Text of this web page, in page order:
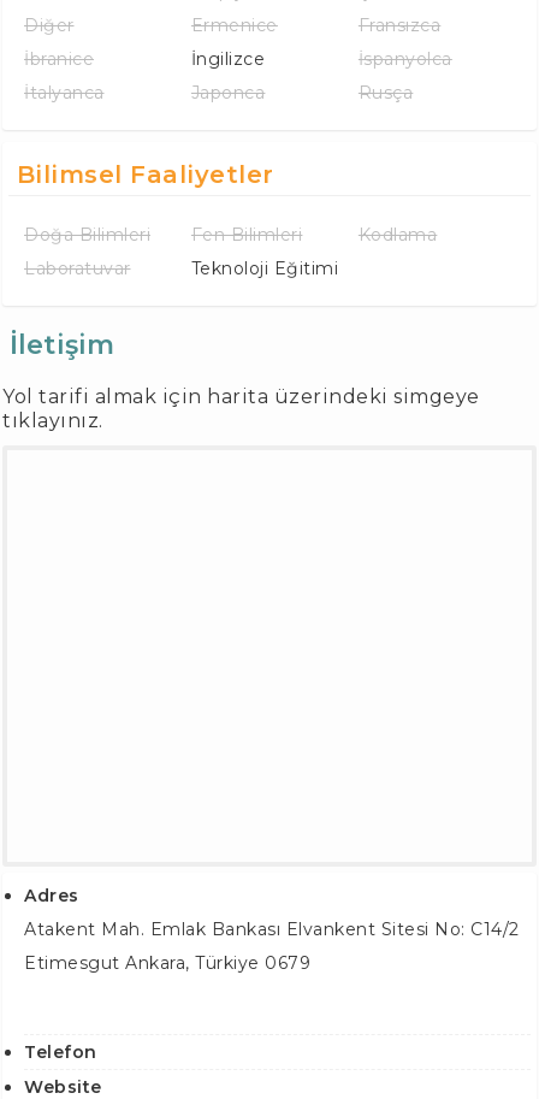
Diğer
Ermenice
Fransızca
İbranice
İngilizce
İspanyolca
İtalyanca
Japonca Rusça
Bilimsel Faaliyetler
Doğa Bilimleri Fen Bilimleri
Kodlama
Laboratuvar
Teknoloji Eğitimi
İletişim
Yol tarifi almak için harita üzerindeki simgeye
tıklayınız.
Adres
Atakent Mah. Emlak Bankası Elvankent Sitesi No: C14/2
Etimesgut Ankara, Türkiye 0679
Telefon
Website